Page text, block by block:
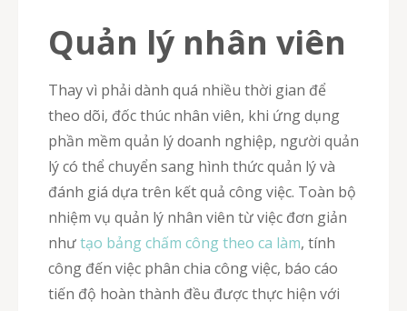
Quản lý nhân viên
Thay vì phải dành quá nhiều thời gian để
theo dõi, đốc thúc nhân viên, khi ứng dụng
phần mềm quản lý doanh nghiệp, người quản
lý có thể chuyển sang hình thức quản lý và
đánh giá dựa trên kết quả công việc. Toàn bộ
nhiệm vụ quản lý nhân viên từ việc đơn giản
nhưtạo bảng chấm công theo ca làm, tính
công đến việc phân chia công việc, báo cáo
tiến độ hoàn thành đều được thực hiện với